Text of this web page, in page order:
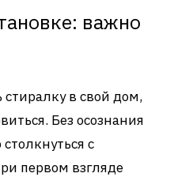
важно
стиралку в свой дом,
Без осознания
с
первом взгляде